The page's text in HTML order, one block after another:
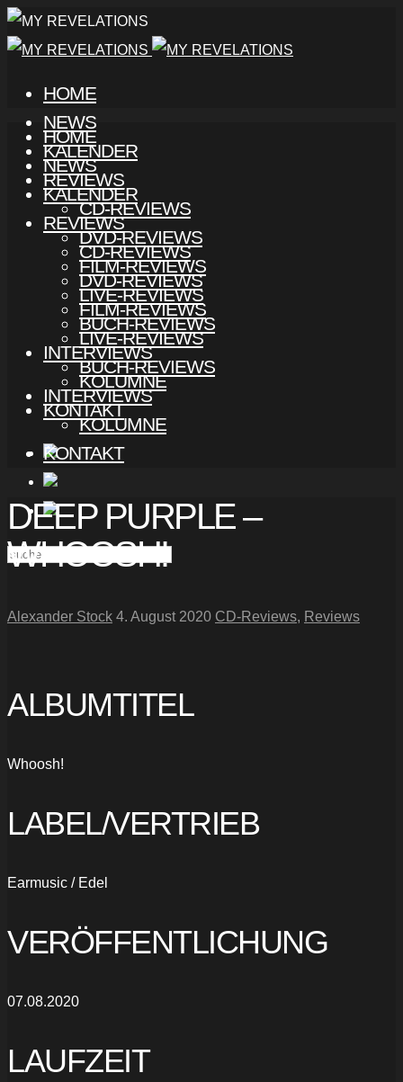
HOME
NEWS
KALENDER
REVIEWS
CD-REVIEWS
DVD-REVIEWS
FILM-REVIEWS
LIVE-REVIEWS
BUCH-REVIEWS
INTERVIEWS
KOLUMNE
KONTAKT
HOME
NEWS
KALENDER
REVIEWS
CD-REVIEWS
DVD-REVIEWS
FILM-REVIEWS
LIVE-REVIEWS
BUCH-REVIEWS
INTERVIEWS
KOLUMNE
KONTAKT
DEEP PURPLE –
WHOOSH!
Alexander Stock 4. August 2020 CD-Reviews, Reviews
ALBUMTITEL
Whoosh!
LABEL/VERTRIEB
Earmusic / Edel
VERÖFFENTLICHUNG
07.08.2020
LAUFZEIT